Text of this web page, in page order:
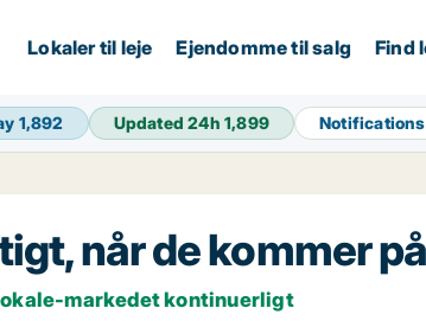
Lokaler til leje Ejendomme til salg Find
1,892 Updated 24h1,899
når de kommer
markedet kontinuerligt